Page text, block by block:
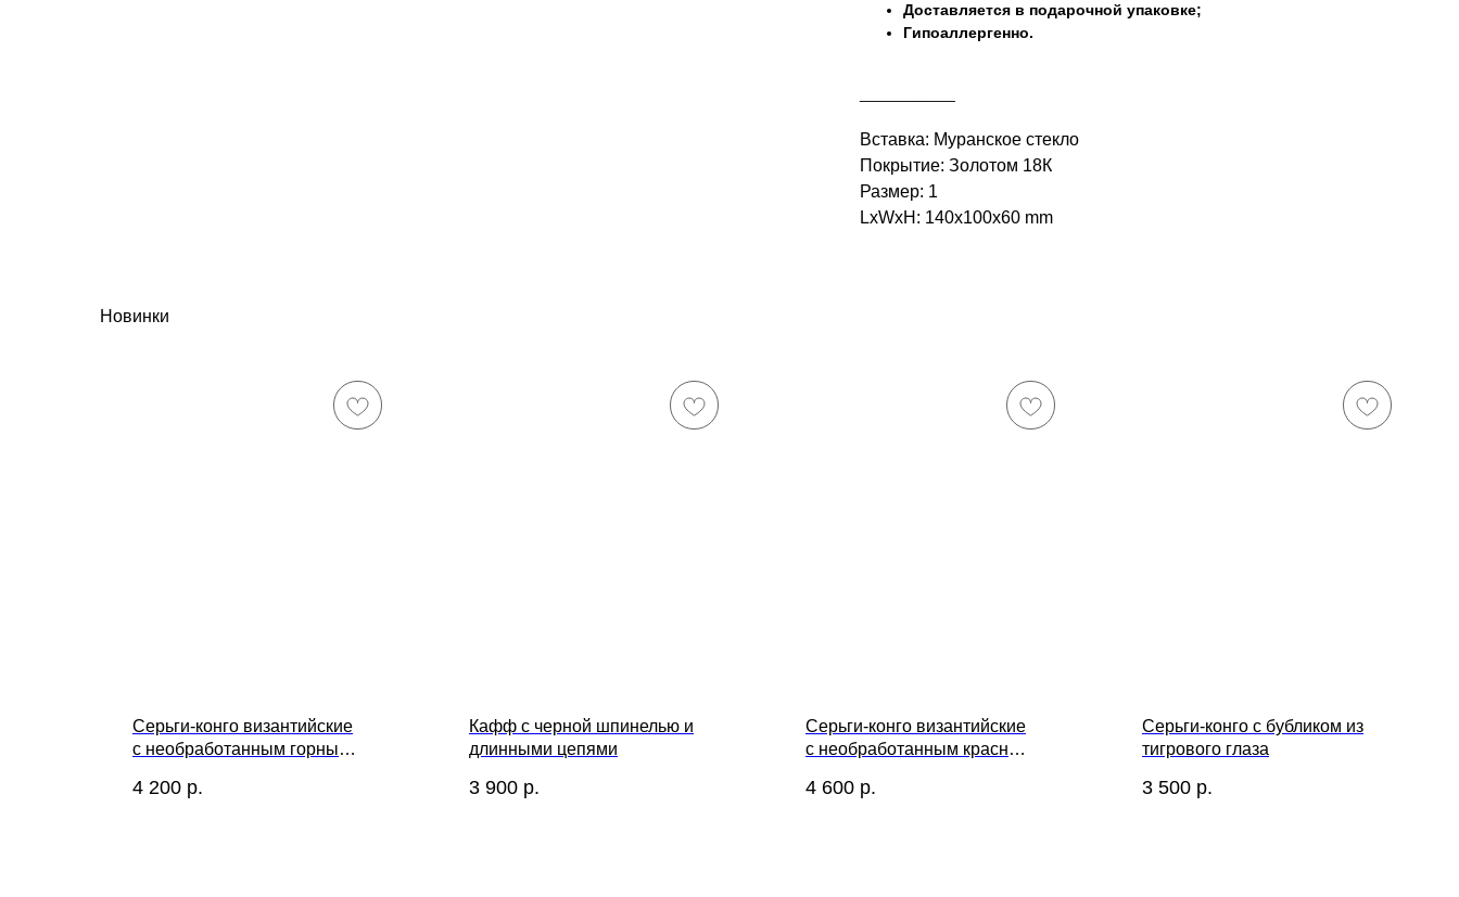
Доставляется в подарочной упаковке;
Гипоаллергенно.
Вставка: Муранское стекло
Покрытие: Золотом 18К
Размер: 1
LxWxH: 140x100x60 mm
Новинки
Серьги-конго византийские
с необработанным горным
4 200 р.
Кафф с черной шпинелью и
длинными цепями
3 900 р.
Серьги-конго византийские
с необработанным красным
4 600 р.
Серьги-конго с бубликом из
тигрового глаза
3 500 р.